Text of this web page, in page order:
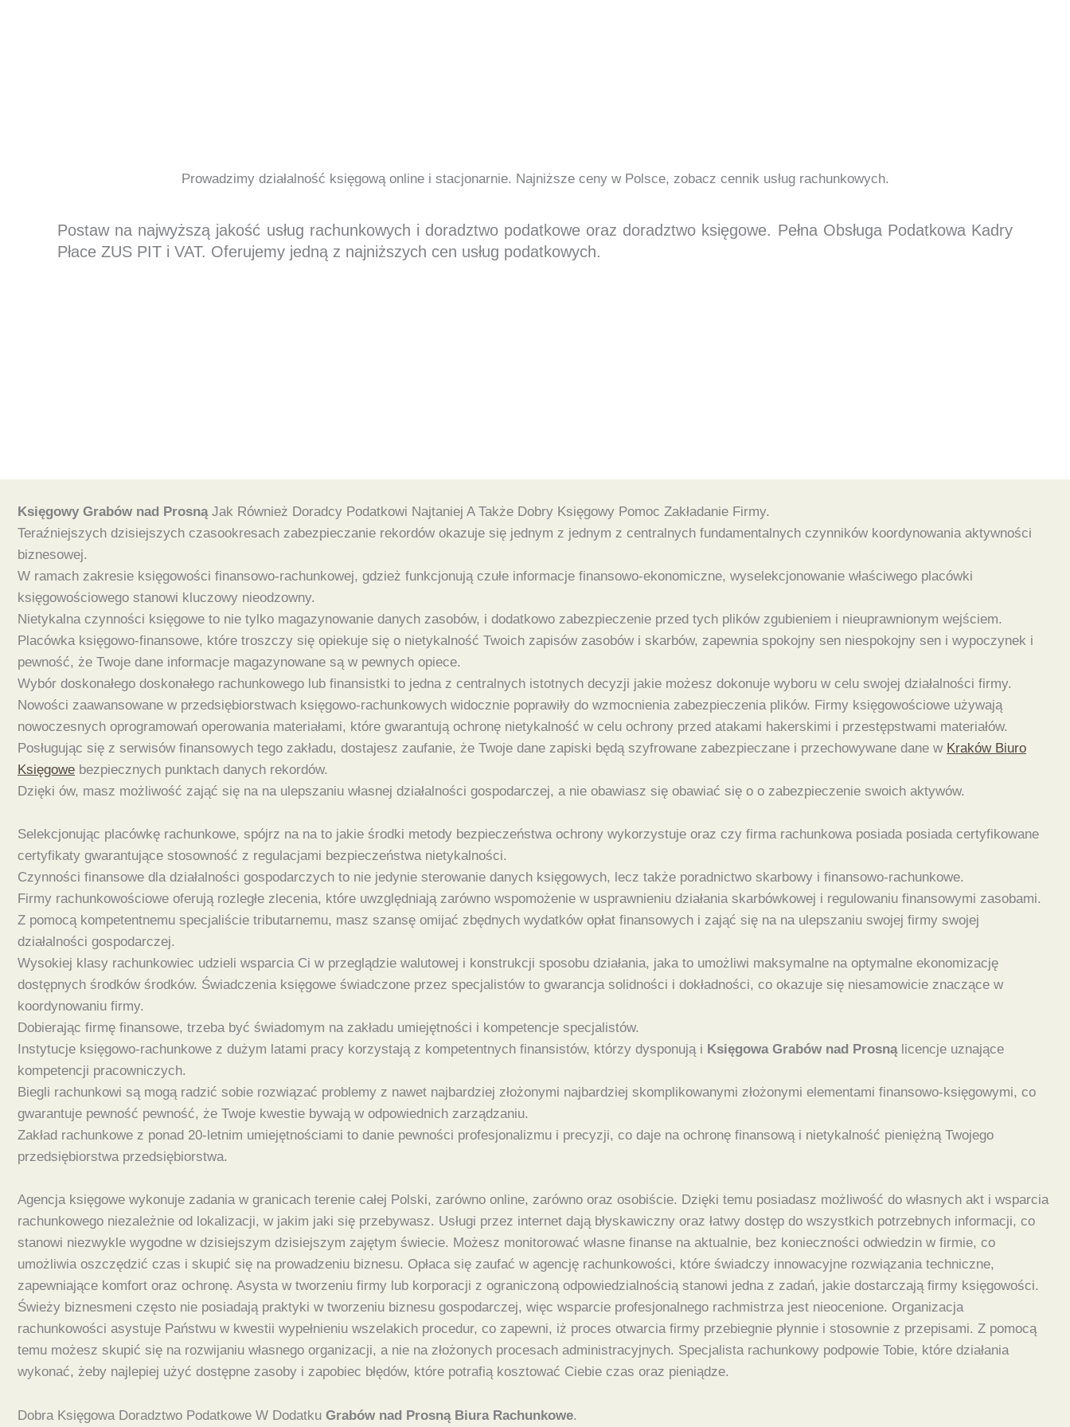
Prowadzimy działalność księgową online i stacjonarnie. Najniższe ceny w Polsce, zobacz cennik usług rachunkowych.
Postaw na najwyższą jakość usług rachunkowych i doradztwo podatkowe oraz doradztwo księgowe. Pełna Obsługa Podatkowa Kadry
Płace ZUS PIT i VAT. Oferujemy jedną z najniższych cen usług podatkowych.
Księgowy Grabów nad ProsnąJak Również Doradcy Podatkowi Najtaniej A Także Dobry Księgowy Pomoc Zakładanie Firmy.
Teraźniejszych dzisiejszych czasookresach zabezpieczanie rekordów okazuje się jednym z jednym z centralnych fundamentalnych czynników koordynowania aktywności
biznesowej.
W ramach zakresie księgowości finansowo-rachunkowej, gdzież funkcjonują czułe informacje finansowo-ekonomiczne, wyselekcjonowanie właściwego placówki
księgowościowego stanowi kluczowy nieodzowny.
Nietykalna czynności księgowe to nie tylko magazynowanie danych zasobów, i dodatkowo zabezpieczenie przed tych plików zgubieniem i nieuprawnionym wejściem.
Placówka księgowo-finansowe, które troszczy się opiekuje się o nietykalność Twoich zapisów zasobów i skarbów, zapewnia spokojny sen niespokojny sen i wypoczynek i
pewność, że Twoje dane informacje magazynowane są w pewnych opiece.
Wybór doskonałego doskonałego rachunkowego lub finansistki to jedna z centralnych istotnych decyzji jakie możesz dokonuje wyboru w celu swojej działalności firmy.
Nowości zaawansowane w przedsiębiorstwach księgowo-rachunkowych widocznie poprawiły do wzmocnienia zabezpieczenia plików. Firmy księgowościowe używają
nowoczesnych oprogramowań operowania materiałami, które gwarantują ochronę nietykalność w celu ochrony przed atakami hakerskimi i przestępstwami materiałów.
Posługując się z serwisów finansowych tego zakładu, dostajesz zaufanie, że Twoje dane zapiski będą szyfrowane zabezpieczane i przechowywane dane w Kraków Biuro
Księgowe bezpiecznych punktach danych rekordów.
Dzięki ów, masz możliwość zająć się na na ulepszaniu własnej działalności gospodarczej, a nie obawiasz się obawiać się o o zabezpieczenie swoich aktywów.
Selekcjonując placówkę rachunkowe, spójrz na na to jakie środki metody bezpieczeństwa ochrony wykorzystuje oraz czy firma rachunkowa posiada posiada certyfikowane
certyfikaty gwarantujące stosowność z regulacjami bezpieczeństwa nietykalności.
Czynności finansowe dla działalności gospodarczych to nie jedynie sterowanie danych księgowych, lecz także poradnictwo skarbowy i finansowo-rachunkowe.
Firmy rachunkowościowe oferują rozległe zlecenia, które uwzględniają zarówno wspomożenie w usprawnieniu działania skarbówkowej i regulowaniu finansowymi zasobami.
Z pomocą kompetentnemu specjaliście tributarnemu, masz szansę omijać zbędnych wydatków opłat finansowych i zająć się na na ulepszaniu swojej firmy swojej
działalności gospodarczej.
Wysokiej klasy rachunkowiec udzieli wsparcia Ci w przeglądzie walutowej i konstrukcji sposobu działania, jaka to umożliwi maksymalne na optymalne ekonomizację
dostępnych środków środków. Świadczenia księgowe świadczone przez specjalistów to gwarancja solidności i dokładności, co okazuje się niesamowicie znaczące w
koordynowaniu firmy.
Dobierając firmę finansowe, trzeba być świadomym na zakładu umiejętności i kompetencje specjalistów.
Instytucje księgowo-rachunkowe z dużym latami pracy korzystają z kompetentnych finansistów, którzy dysponują i Księgowa Grabów nad Prosnąlicencje uznające
kompetencji pracowniczych.
Biegli rachunkowi są mogą radzić sobie rozwiązać problemy z nawet najbardziej złożonymi najbardziej skomplikowanymi złożonymi elementami finansowo-księgowymi, co
gwarantuje pewność pewność, że Twoje kwestie bywają w odpowiednich zarządzaniu.
Zakład rachunkowe z ponad 20-letnim umiejętnościami to danie pewności profesjonalizmu i precyzji, co daje na ochronę finansową i nietykalność pieniężną Twojego
przedsiębiorstwa przedsiębiorstwa.
Agencja księgowe wykonuje zadania w granicach terenie całej Polski, zarówno online, zarówno oraz osobiście. Dzięki temu posiadasz możliwość do własnych akt i wsparcia
rachunkowego niezależnie od lokalizacji, w jakim jaki się przebywasz. Usługi przez internet dają błyskawiczny oraz łatwy dostęp do wszystkich potrzebnych informacji, co
stanowi niezwykle wygodne w dzisiejszym dzisiejszym zajętym świecie. Możesz monitorować własne finanse na aktualnie, bez konieczności odwiedzin w firmie, co
umożliwia oszczędzić czas i skupić się na prowadzeniu biznesu. Opłaca się zaufać w agencję rachunkowości, które świadczy innowacyjne rozwiązania techniczne,
zapewniające komfort oraz ochronę. Asysta w tworzeniu firmy lub korporacji z ograniczoną odpowiedzialnością stanowi jedna z zadań, jakie dostarczają firmy księgowości.
Świeży biznesmeni często nie posiadają praktyki w tworzeniu biznesu gospodarczej, więc wsparcie profesjonalnego rachmistrza jest nieocenione. Organizacja
rachunkowości asystuje Państwu w kwestii wypełnieniu wszelakich procedur, co zapewni, iż proces otwarcia firmy przebiegnie płynnie i stosownie z przepisami. Z pomocą
temu możesz skupić się na rozwijaniu własnego organizacji, a nie na złożonych procesach administracyjnych. Specjalista rachunkowy podpowie Tobie, które działania
wykonać, żeby najlepiej użyć dostępne zasoby i zapobiec błędów, które potrafią kosztować Ciebie czas oraz pieniądze.
Dobra Księgowa Doradztwo Podatkowe W Dodatku Grabów nad Prosną Biura Rachunkowe.